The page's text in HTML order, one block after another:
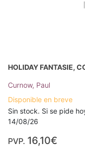
HOLIDAY FANTASIE,
Curnow, Paul
Disponible en breve
Sin stock. Si se pide
14/08/26
PVP. 16,10€